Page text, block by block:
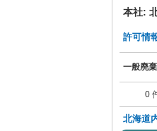
本社:
許可情
一般廃
0
北海道